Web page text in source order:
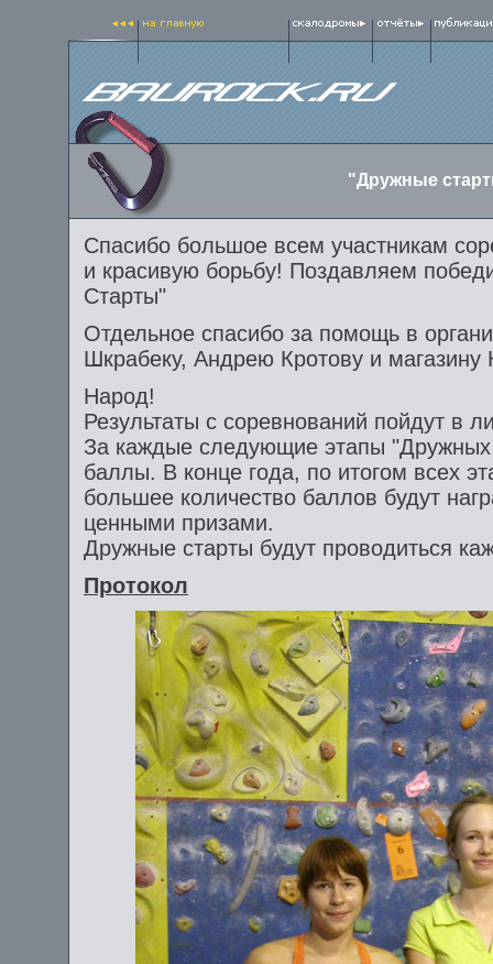
"Дружные
Спасибо большое всем участникам
и красивую борьбу! Поздавляем
Старты"
Отдельное спасибо за помощь в
Шкрабеку, Андрею Кротову и магазину
Народ!
Результаты с соревнований пойдут в
За каждые следующие этапы "Дружных
баллы. В конце года, по итогом всех
большее количество баллов будут
ценными призами.
Дружные старты будут проводиться
Протокол